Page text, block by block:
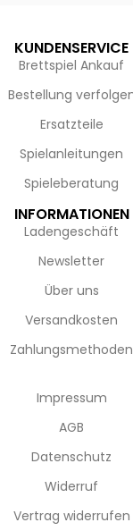
KUNDENSERVICE
Brettspiel Ankauf
Bestellung
Ersatzteile
Spielanleitungen
Spieleberatung
INFORMATIONEN
Ladengeschäft
Newsletter
Über uns
Versandkosten
Zahlungsmethoden
Impressum
AGB
Datenschutz
Widerruf
Vertrag widerrufen